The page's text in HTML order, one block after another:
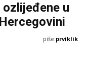
u
piše:prviklik